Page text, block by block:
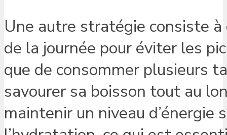
Une autre stratégie consiste
de la journée pour éviter les
que de consommer plusieurs
savourer sa boisson tout au
maintenir un niveau